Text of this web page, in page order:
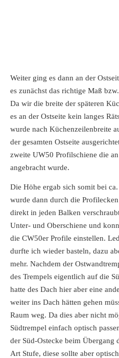
Weiter ging es dann an der
es zunächst das richtige Maß
Da wir die breite der späteren
es an der Ostseite kein langes
wurde nach Küchenzeilenbreite
der gesamten Ostseite
zweite UW50 Profilschiene die
angebracht wurde.
Die Höhe ergab sich somit bei
wurde dann durch die
direkt in jeden Balken
Unter- und Oberschiene und
die CW50er Profile einstellen.
durfte ich wieder basteln, dazu
mehr. Nachdem der
des Trempels eigentlich auf die
hatte des Dach hier aber eine
weiter ins Dach hätten gehen
Raum weg. Da dies aber nicht
Südtrempel einfach optisch
der Süd-Ostecke beim Übergang
Art Stufe, diese sollte aber